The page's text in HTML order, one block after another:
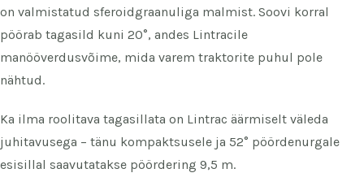
on valmistatud sferoidgraanuliga malmist. Soovi korral
pöörab tagasild kuni 20°, andes Lintracile
manööverdusvõime, mida varem traktorite puhul pole
nähtud.
Ka ilma roolitava tagasillata on Lintrac äärmiselt väleda
juhitavusega – tänu kompaktsusele ja 52° pöördenurgale
esisillal saavutatakse pöördering 9,5 m.